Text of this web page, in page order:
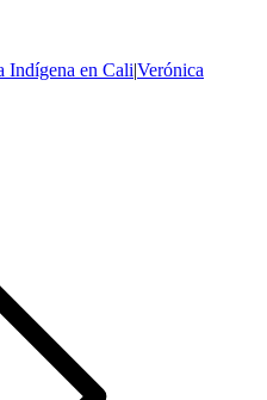
Indígena en Cali|Verónica